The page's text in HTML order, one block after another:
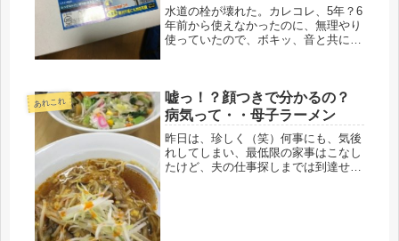
水道の栓が壊れた。カレコレ、5年？6
年前から使えなかったのに、無理やり
使っていたので、ボキッ、音と共に折
と言い続けてきて、やっと折れてく
れ...
あれこれ
嘘っ！？顔つきで分かるの？
病気って・・母子ラーメン
昨日は、珍しく（笑）何事にも、気後
れしてしまい、最低限の家事はこなし
たけど、夫の仕事探しまでは到達せ